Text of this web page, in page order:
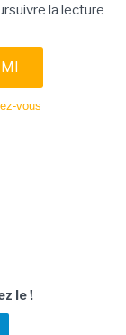
la lecture
vous
le !